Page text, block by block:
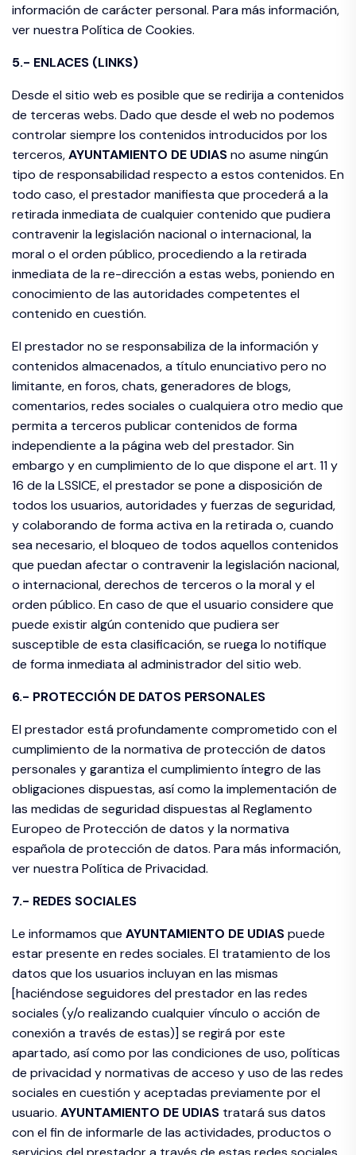
información de carácter personal. Para más información,
ver nuestra Política de Cookies.
5.- ENLACES (LINKS)
Desde el sitio web es posible que se redirija a contenidos
de terceras webs. Dado que desde el web no podemos
controlar siempre los contenidos introducidos por los
terceros,AYUNTAMIENTO DE UDIASno asume ningún
tipo de responsabilidad respecto a estos contenidos. En
todo caso, el prestador manifiesta que procederá a la
retirada inmediata de cualquier contenido que pudiera
contravenir la legislación nacional o internacional, la
moral o el orden público, procediendo a la retirada
inmediata de la re-dirección a estas webs, poniendo en
conocimiento de las autoridades competentes el
contenido en cuestión.
El prestador no se responsabiliza de la información y
contenidos almacenados, a título enunciativo pero no
limitante, en foros, chats, generadores de blogs,
comentarios, redes sociales o cualquiera otro medio que
permita a terceros publicar contenidos de forma
independiente a la página web del prestador. Sin
embargo y en cumplimiento de lo que dispone el art. 11 y
16 de la LSSICE, el prestador se pone a disposición de
todos los usuarios, autoridades y fuerzas de seguridad,
y colaborando de forma activa en la retirada o, cuando
sea necesario, el bloqueo de todos aquellos contenidos
que puedan afectar o contravenir la legislación nacional,
o internacional, derechos de terceros o la moral y el
orden público. En caso de que el usuario considere que
puede existir algún contenido que pudiera ser
susceptible de esta clasificación, se ruega lo notifique
de forma inmediata al administrador del sitio web.
6.- PROTECCIÓN DE DATOS PERSONALES
El prestador está profundamente comprometido con el
cumplimiento de la normativa de protección de datos
personales y garantiza el cumplimiento íntegro de las
obligaciones dispuestas, así como la implementación de
las medidas de seguridad dispuestas al Reglamento
Europeo de Protección de datos y la normativa
española de protección de datos. Para más información,
ver nuestra Política de Privacidad.
7.- REDES SOCIALES
Le informamos que AYUNTAMIENTO DE UDIASpuede
estar presente en redes sociales. El tratamiento de los
datos que los usuarios incluyan en las mismas
[haciéndose seguidores del prestador en las redes
sociales (y/o realizando cualquier vínculo o acción de
conexión a través de estas)] se regirá por este
apartado, así como por las condiciones de uso, políticas
de privacidad y normativas de acceso y uso de las redes
sociales en cuestión y aceptadas previamente por el
usuario. AYUNTAMIENTO DE UDIAS tratará sus datos
con el fin de informarle de las actividades, productos o